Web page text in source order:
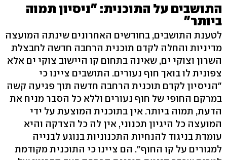
התושבים על התוכנית: "ניסיון תמוה
ביותר"
לטענת התושבים, בחודשים האחרונים שינתה המועצה
מדיניות והחלה לקדם תוכנית הרחבה חדשה לחבצלת
השרון וצוקי ים, שאינה בתחום קו היישוב צוקי ים אלא
צפונית לו בואך חוף נעורים. התושבים ציינו כי
״הניסיון לקדם תוכנית הרחבה חדשה תוך פגיעה קשה
במרקם החופי של חוף נעורים וללא כל הסבר מניח את
הדעת, תמוה ביותר. אין בתוכנית המוצעת על ידי
המועצה כל היגיון תכנוני, אין לה כל הצדקה והיא
עומדת בניגוד להנחיות התכנוניות בנוגע לבנייה
למגורים על קו החוף״. הם ציינו כי התוכנית מקודמת